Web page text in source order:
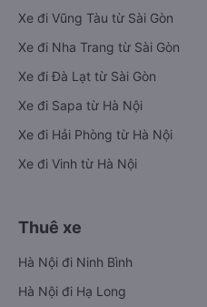
Xe đi Vũng Tàu từ Sài Gòn
Xe đi Nha Trang từ Sài Gòn
Xe đi Đà Lạt từ Sài Gòn
Xe đi Sapa từ Hà Nội
Xe đi Hải Phòng từ Hà Nội
Xe đi Vinh từ Hà Nội
Thuê xe
Hà Nội đi Ninh Bình
Hà Nội đi Hạ Long